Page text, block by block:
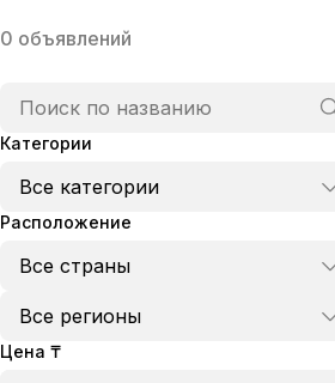
0 объявлений
Категории
Расположение
Цена ₸